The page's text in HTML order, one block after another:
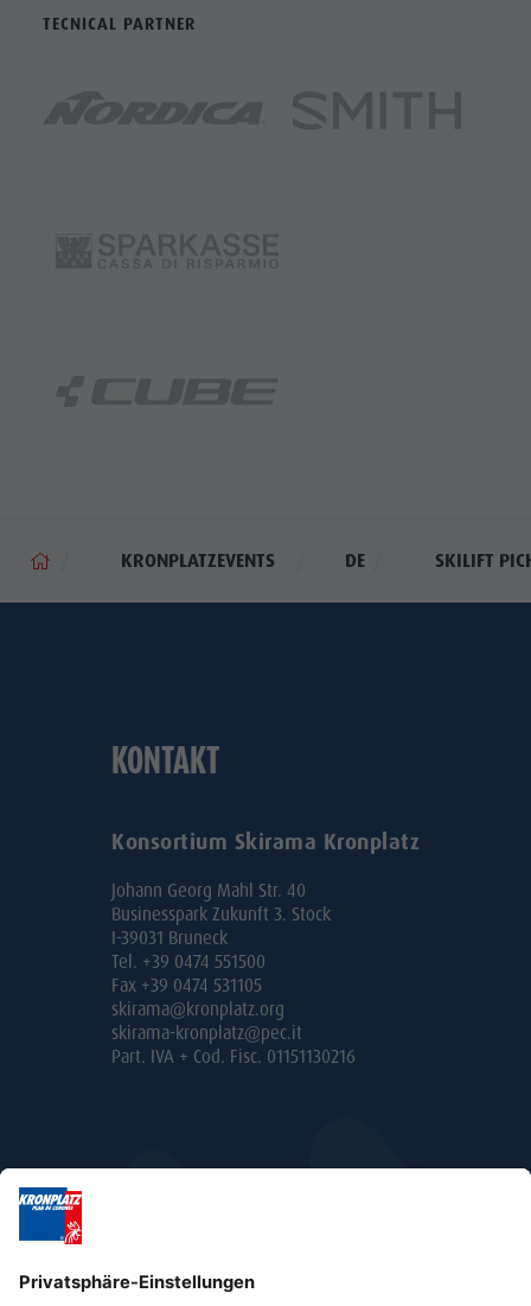
TECNICAL PARTNER
KRONPLATZEVENTS DE SKILIFT
KONTAKT
Konsortium Skirama Kronplatz
Johann Georg Mahl Str. 40
Businesspark Zukunft 3. Stock
I-39031 Bruneck
Tel. +39 0474 551500
Fax +39 0474 531105
skirama@kronplatz.org
skirama-kronplatz@pec.it
Part. IVA + Cod. Fisc. 01151130216